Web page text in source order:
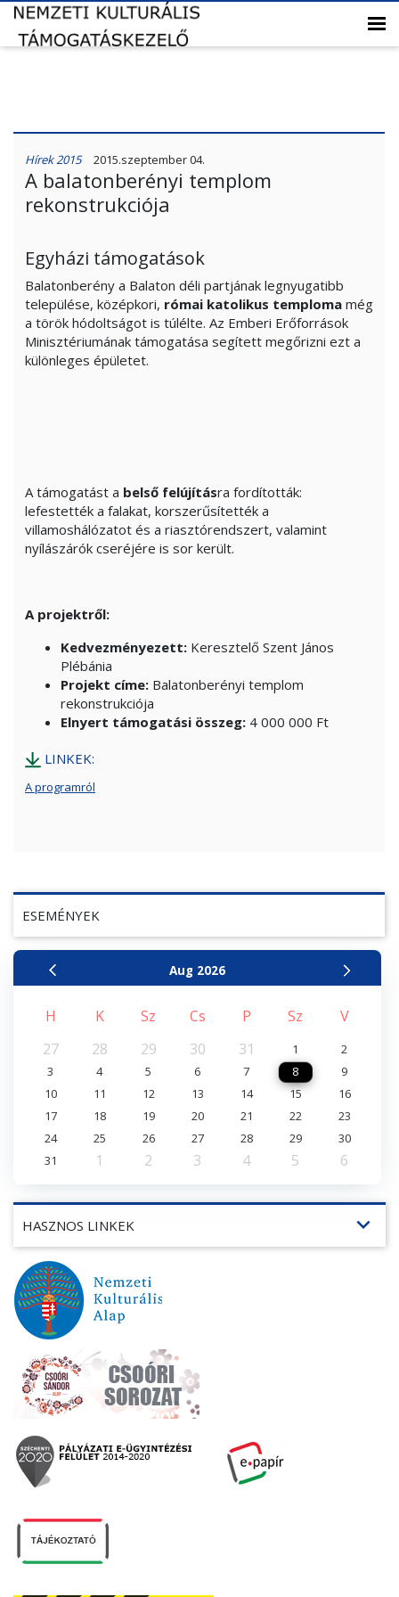
ESEMÉNYEK
Aug 2026
H K Sz Cs P Sz
V
27
28 29 30 31 1
2
3
4 5 6 7 8
9
10
11 12 13 14 15
16
17
18 19 20 21 22
23
24
25 26 27 28 29
30
31
1 2 3 4 5 6
HASZNOS LINKEK expand_more
Hírek 2015 2015.szeptember 04.
A balatonberényi templom
rekonstrukciója
Egyházi támogatások
Balatonberény a Balaton déli partjának legnyugatibb
települése, középkori, római katolikus temploma még
a török hódoltságot is túlélte. Az Emberi Erőforrások
Minisztériumának támogatása segített megőrizni ezt a
különleges épületet.
A támogatást a belső felújításra fordították:
lefestették a falakat, korszerűsítették a
villamoshálózatot és a riasztórendszert, valamint
nyílászárók cseréjére is sor került.
A projektről:
Kedvezményezett: Keresztelő Szent János
Plébánia
Projekt címe: Balatonberényi templom
rekonstrukciója
Elnyert támogatási összeg: 4 000 000 Ft
LINKEK:
A programról